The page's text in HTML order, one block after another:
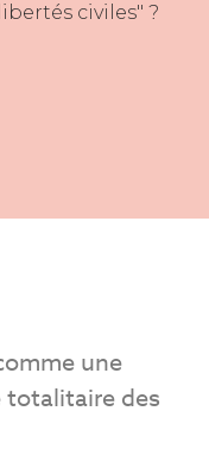
civiles" ?
une
des